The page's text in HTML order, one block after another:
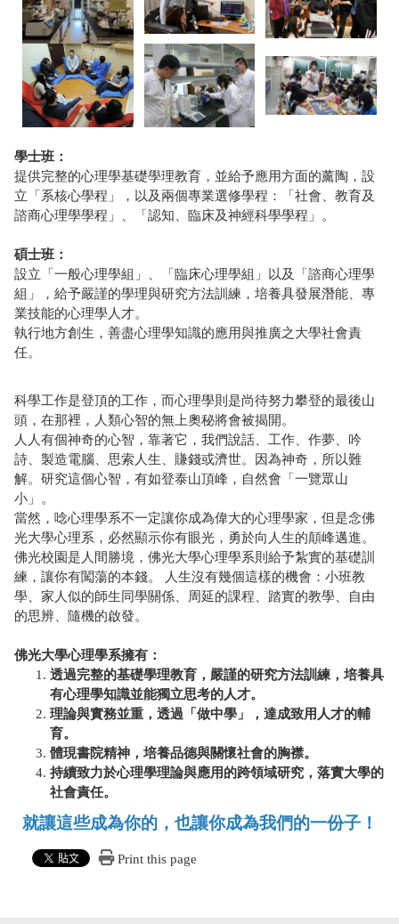
學士班：
提供完整的心理學基礎學理教育，並給予應用方面的薰陶，設
立「系核心學程」，以及兩個專業選修學程：「 社會、教育及
諮商心理學學程 」、「 認知、臨床及神經科學學程 」。
碩士班：
設立「一般心理學組」、「臨床心理學組」以及「諮商心理學
組」
，給予嚴謹的學理與研究方法訓練，培養具發展潛能、專
業技能的心理學人才。
執行地方創生，善盡心理學知識的應用與推廣之大學社會責
任。
科學工作是登頂的工作，而心理學則是尚待努力攀登的最後山
頭，在那裡，人類心智的無上奧秘將會被揭開。
人人有個神奇的心智，靠著它，我們說話、工作、作夢、吟
詩、製造電腦、思索人生、賺錢或濟世。因為神奇，所以難
解。研究這個心智，有如登泰山頂峰，自然會「一覽眾山
小」。
當然，唸心理學系不一定讓你成為偉大的心理學家，但是念佛
光大學心理系，必然顯示你有眼光，勇於向人生的顛峰邁進。
佛光校園是人間勝境，佛光大學心理學系則給予紮實的基礎訓
練，讓你有闖蕩的本錢。 人生沒有幾個這樣的機會：小班教
學、家人似的師生同學關係、周延的課程、踏實的教學、自由
的思辨、隨機的啟發。
佛光大學心理學系擁有：
透過完整的基礎學理教育，嚴謹的研究方法訓練，培養具
有心理學知識並能獨立思考的人才。
理論與實務並重，透過「做中學」，達成致用人才的輔
育。
體現書院精神，培養品德與關懷社會的胸襟。
持續致力於心理學理論與應用的跨領域研究，落實大學的
社會責任。
就讓這些成為你的，也讓你成為我們的一份子！
Print this page